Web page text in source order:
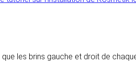
les brins gauche et droit de